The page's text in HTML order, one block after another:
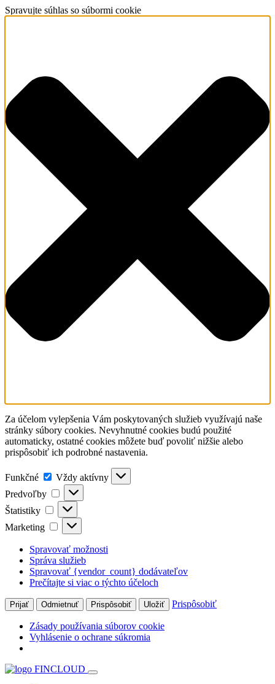
Spravujte súhlas so súbormi cookie
Za účelom vylepšenia Vám poskytovaných služieb využívajú naše
stránky súbory cookies. Nevyhnutné cookies budú použité
automaticky, ostatné cookies môžete buď povoliť nižšie alebo
prispôsobiť ich podrobné nastavenia.
Funkčné Funkčné
Vždy aktívny
Predvoľby
Predvoľby
Štatistiky Štatistiky
Marketing Marketing
Spravovať možnosti
Správa služieb
Spravovať {vendor_count} dodávateľov
Prečítajte si viac o týchto účeloch
Prijať Odmietnuť Prispôsobiť Uložiť Prispôsobiť
Zásady používania súborov cookie
Vyhlásenie o ochrane súkromia